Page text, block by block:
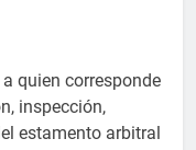
quien corresponde
inspección,
estamento arbitral